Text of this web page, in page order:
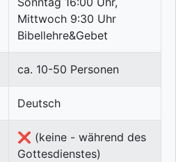
Mittwoch 9:30 Uhr
Bibellehre&Gebet
ca. 10-50 Personen
Deutsch
❌ (keine - während des
Gottesdienstes)